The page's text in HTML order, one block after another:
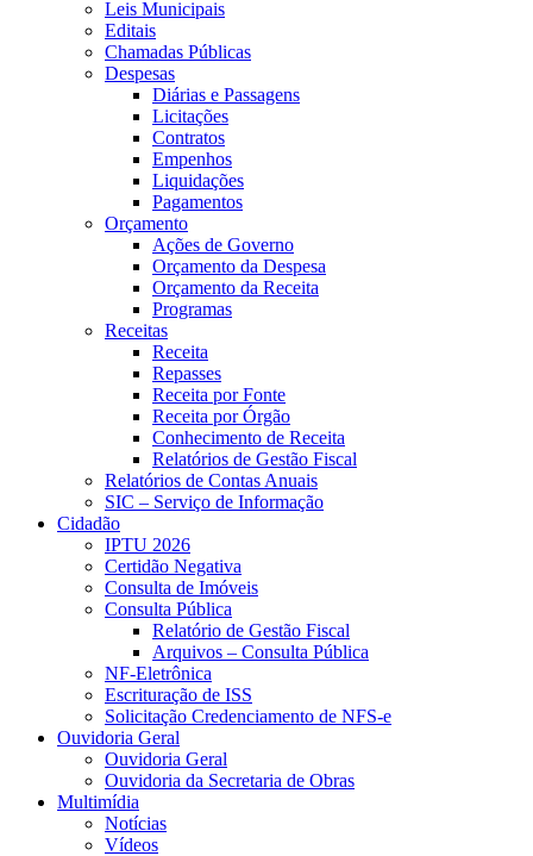
Leis Municipais
Editais
Chamadas Públicas
Despesas
Diárias e Passagens
Licitações
Contratos
Empenhos
Liquidações
Pagamentos
Orçamento
Ações de Governo
Orçamento da Despesa
Orçamento da Receita
Programas
Receitas
Receita
Repasses
Receita por Fonte
Receita por Órgão
Conhecimento de Receita
Relatórios de Gestão Fiscal
Relatórios de Contas Anuais
SIC – Serviço de Informação
Cidadão
IPTU 2026
Certidão Negativa
Consulta de Imóveis
Consulta Pública
Relatório de Gestão Fiscal
Arquivos – Consulta Pública
NF-Eletrônica
Escrituração de ISS
Solicitação Credenciamento de NFS-e
Ouvidoria Geral
Ouvidoria Geral
Ouvidoria da Secretaria de Obras
Multimídia
Notícias
Vídeos